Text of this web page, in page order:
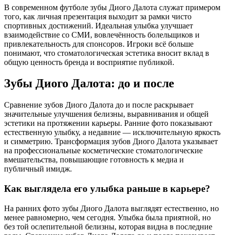
В современном футболе зубы Диого Далота служат примером
того, как личная презентация выходит за рамки чисто
спортивных достижений. Идеальная улыбка улучшает
взаимодействие со СМИ, вовлечённость болельщиков и
привлекательность для спонсоров. Игроки всё больше
понимают, что стоматологическая эстетика вносит вклад в
общую ценность бренда и восприятие публикой.
Зубы Диого Далота: до и после
Сравнение зубов Диого Далота до и после раскрывает
значительные улучшения белизны, выравнивания и общей
эстетики на протяжении карьеры. Ранние фото показывают
естественную улыбку, а недавние — исключительную яркость
и симметрию. Трансформация зубов Диого Далота указывает
на профессиональные косметические стоматологические
вмешательства, повышающие готовность к медиа и
публичный имидж.
Как выглядела его улыбка раньше в карьере?
На ранних фото зубы Диого Далота выглядят естественно, но
менее равномерно, чем сегодня. Улыбка была приятной, но
без той ослепительной белизны, которая видна в последние